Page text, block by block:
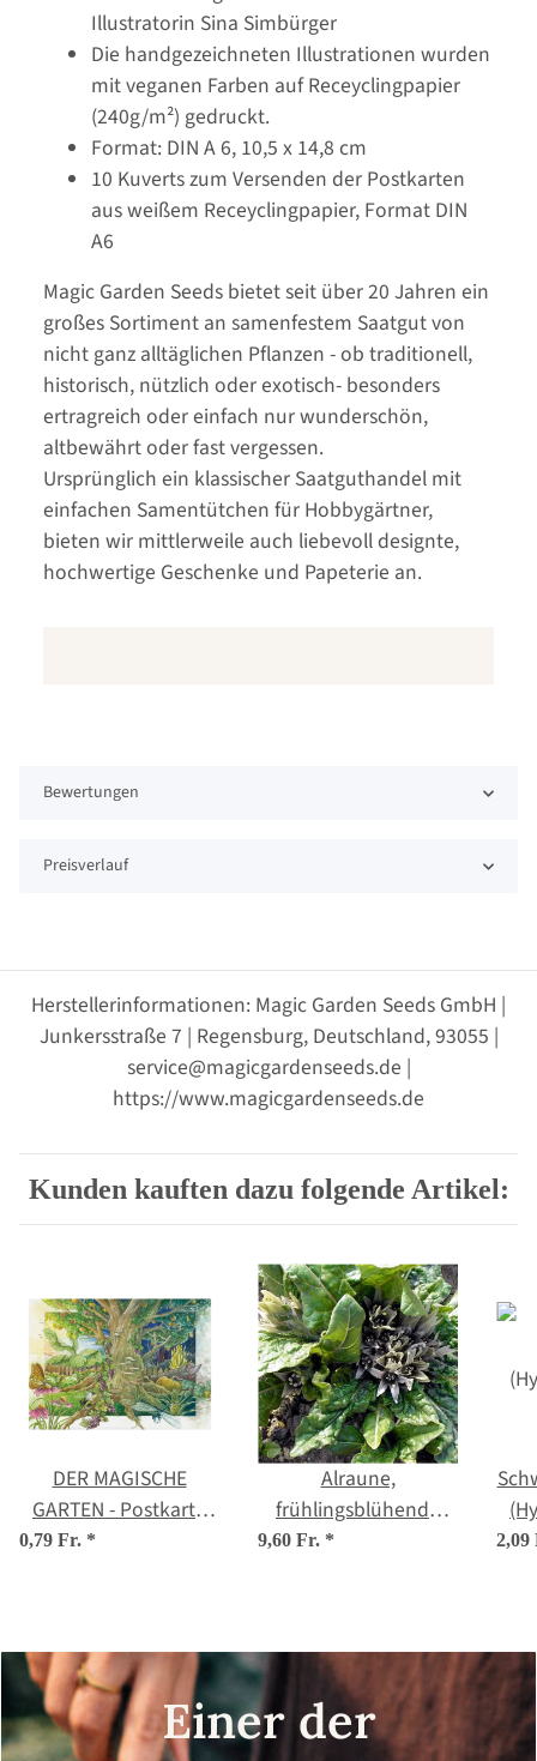
Illustratorin Sina Simbürger
Die handgezeichneten Illustrationen wurden
mit veganen Farben auf Receyclingpapier
(240g/m²) gedruckt.
Format: DIN A 6, 10,5 x 14,8 cm
10 Kuverts zum Versenden der Postkarten
aus weißem Receyclingpapier, Format DIN
A6
Magic Garden Seeds bietet seit über 20 Jahren ein
großes Sortiment an samenfestem Saatgut von
nicht ganz alltäglichen Pflanzen - ob traditionell,
historisch, nützlich oder exotisch- besonders
ertragreich oder einfach nur wunderschön,
altbewährt oder fast vergessen.
Ursprünglich ein klassischer Saatguthandel mit
einfachen Samentütchen für Hobbygärtner,
bieten wir mittlerweile auch liebevoll designte,
hochwertige Geschenke und Papeterie an.
Bewertungen
Preisverlauf
Herstellerinformationen: Magic Garden Seeds GmbH |
Junkersstraße 7 | Regensburg, Deutschland, 93055 |
service@magicgardenseeds.de |
https://www.magicgardenseeds.de
Kunden kauften dazu folgende Artikel:
DER MAGISCHE
GARTEN - Postkarte
DIN A6
0,79 Fr. *
Alraune,
frühlingsblühende
(Mandragora
9,60 Fr. *
Einer der